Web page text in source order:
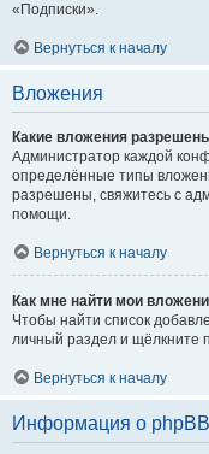
«Подписки».
Вернуться к началу
Вложения
Какие вложения
Администратор каждой
определённые типы
разрешены, свяжитесь с
помощи.
Вернуться к началу
Как мне найти мои
Чтобы найти список
личный раздел и щёлкните
Вернуться к началу
Информация о phpBB